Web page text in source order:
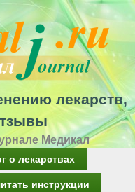
лекарств,
Медикал
о лекарствах
инструкции